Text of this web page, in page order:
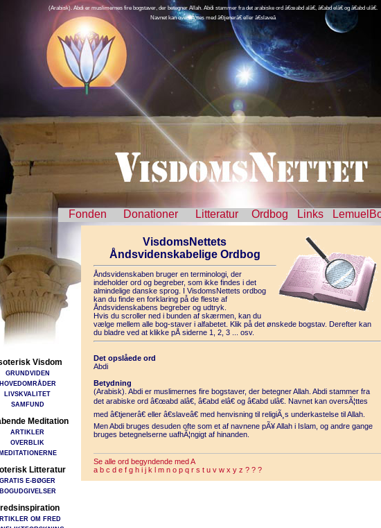
(Arabisk). Abdi er muslimernes fire bogstaver, der betegner Allah. Abdi stammer fra det arabiske ord â€œabd alâ€, â€abd elâ€ og â€abd ulâ€.
Navnet kan oversÃ¦ttes med â€tjenerâ€ eller â€slaveâ
Fonden Donationer Litteratur Ordbog Links
Visdom
GRUNDVIDEN
HOVEDOMRÅDER
LIVSKVALITET
SAMFUND
Meditation
ARTIKLER
OVERBLIK
Litteratur
GRATIS E-BØGER
BOGUDGIVELSER
OM FRED
VisdomsNettets
Åndsvidenskabelige Ordbog
Åndsvidenskaben bruger en terminologi, der
indeholder ord og begreber, som ikke findes i det
almindelige danske sprog. I VisdomsNettets ordbog
kan du finde en forklaring på de fleste af
Åndsvidenskabens begreber og udtryk.
Hvis du scroller ned i bunden af skærmen, kan du
vælge mellem alle bog-staver i alfabetet. Klik på det ønskede bogstav. Derefter kan
du bladre ved at klikke pÅ siderne 1, 2, 3 ... osv.
Det opslåede ord
Abdi
Betydning
(Arabisk). Abdi er muslimernes fire bogstaver, der betegner Allah. Abdi stammer fra
det arabiske ord â€œabd alâ€, â€abd elâ€ og â€abd ulâ€. Navnet kan oversÃ¦ttes
med â€tjenerâ€ eller â€slaveâ€ med henvisning til religiÃ¸s underkastelse til Allah.
Men Abdi bruges desuden ofte som et af navnene pÃ¥ Allah i Islam, og andre gange
bruges betegnelserne uafhÃ¦ngigt af hinanden.
Se alle ord begyndende med A
a b c d e f g h i j k l m n o p q r s t u v w x y z ? ? ?